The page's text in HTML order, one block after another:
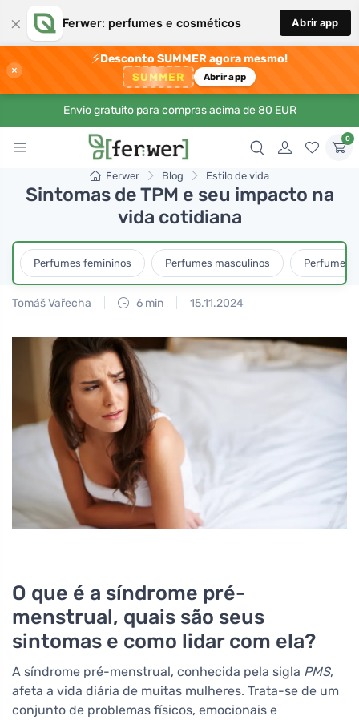
× Ferwer: perfumes e cosméticos Abrir app
×
⚡Desconto SUMMER agora mesmo!
SUMMER Abrir app
Envio gratuito para compras acima de 80 EUR
0
Ferwer Blog Estilo de vida
Sintomas de TPM e seu impacto na
vida cotidiana
Perfumes femininos Perfumes masculinos Perfumes
Tomáš Vařecha 6 min 15.11.2024
O que é a síndrome pré-
menstrual, quais são seus
sintomas e como lidar com ela?
A síndrome pré-menstrual, conhecida pela sigla PMS,
afeta a vida diária de muitas mulheres. Trata-se de um
conjunto de problemas físicos, emocionais e